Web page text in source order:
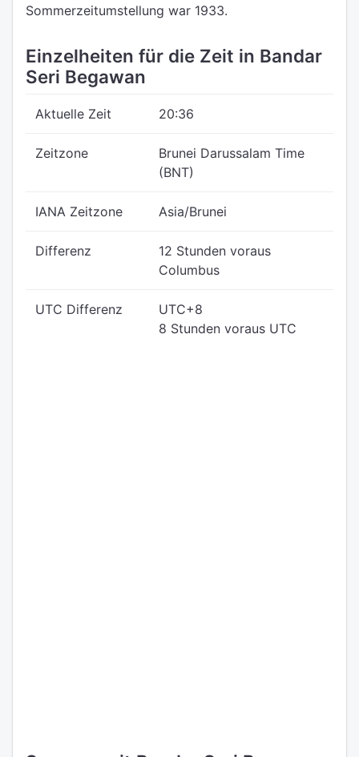
Sommerzeitumstellung war 1933.
Einzelheiten für die Zeit in Bandar
Seri Begawan
Aktuelle Zeit 20:36
Zeitzone
Brunei Darussalam Time
(BNT)
IANA Zeitzone Asia/Brunei
Differenz
12 Stunden voraus
Columbus
UTC Differenz
UTC+8
8 Stunden voraus UTC